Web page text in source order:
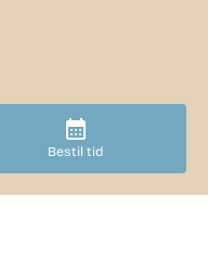
Bestil tid
Site Map